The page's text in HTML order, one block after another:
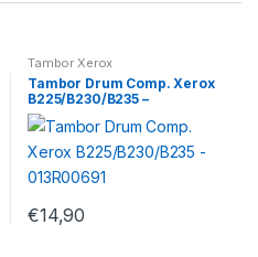
Tambor Xerox
Tambor Drum Comp. Xerox
B225/B230/B235 –
013R00691
€14,90